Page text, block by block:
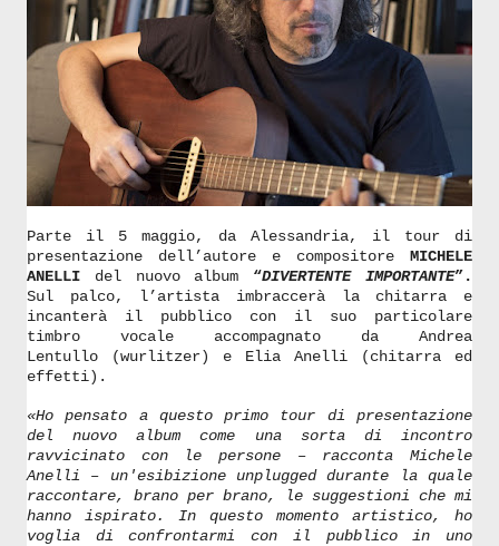
Parte il 5 maggio, da Alessandria, il tour di
presentazione dell’autore e compositore MICHELE
ANELLI del nuovo album “DIVERTENTE IMPORTANTE”.
Sul palco, l’artista imbraccerà la chitarra e
incanterà il pubblico con il suo particolare
timbro vocale accompagnato da Andrea
Lentullo (wurlitzer) e Elia Anelli (chitarra ed
effetti).
«Ho pensato a questo primo tour di presentazione
del nuovo album come una sorta di incontro
ravvicinato con le persone – racconta Michele
Anelli – un'esibizione unplugged durante la quale
raccontare, brano per brano, le suggestioni che mi
hanno ispirato. In questo momento artistico, ho
voglia di confrontarmi con il pubblico in uno